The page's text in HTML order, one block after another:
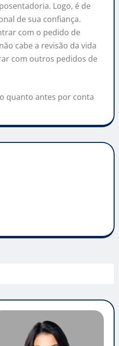
Logo, é de
de sua confiança.
com o pedido de
cabe a revisão da vida
com outros pedidos de
quanto antes por conta